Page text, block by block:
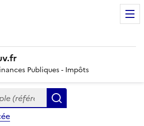
Publiques - Impôts
(références, mots clés, partie du